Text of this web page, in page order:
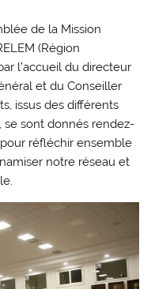
de la Mission
(Région
l’accueil du directeur
et du Conseiller
issus des différents
se sont donnés rendez-
réfléchir ensemble
notre réseau et